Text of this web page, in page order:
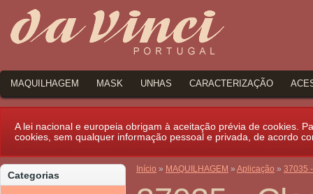
MAQUILHAGEM MASK UNHAS CARACTERIZAÇÃO
A lei nacional e europeia obrigam à aceitação prévia de cookies.
cookies, sem qualquer informação pessoal e privada, de acordo
Categorias
Início » MAQUILHAGEM » Aplicação » 37035